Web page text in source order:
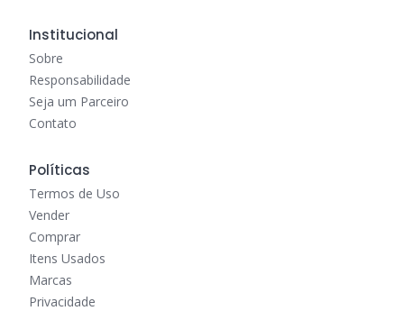
Institucional
Sobre
Responsabilidade
Seja um Parceiro
Contato
Políticas
Termos de Uso
Vender
Comprar
Itens Usados
Marcas
Privacidade